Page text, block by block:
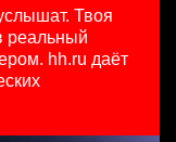
и крупного
Твоя
реальный
hh.ru даёт